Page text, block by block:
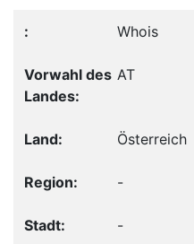
Whois
AT
Österreich
-
-